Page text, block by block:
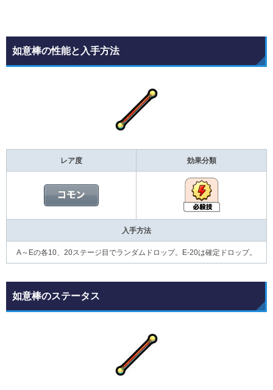
如意棒の性能と入手方法
レア度 効果分類
入手方法
A～Eの各10、20ステージ目でランダムドロップ。E-20は確定ドロップ。
如意棒のステータス